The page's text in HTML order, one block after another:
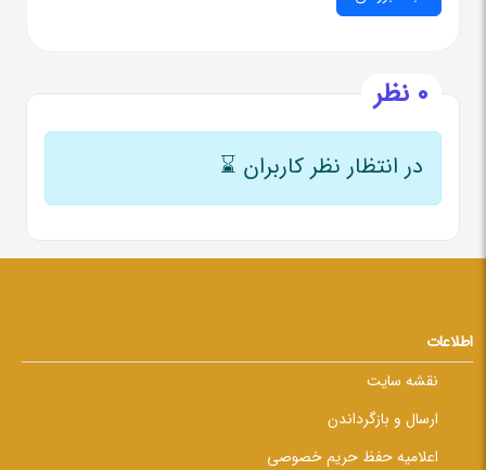
0 نظر
در انتظار نظر کاربران ⌛
اطلاعات
نقشه سایت
ارسال و بازگرداندن
اعلامیه حفظ حریم خصوصی